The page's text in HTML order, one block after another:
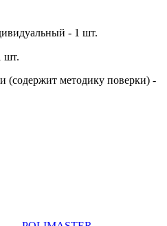
- 1 шт.
шт.
(содержит методику поверки) -